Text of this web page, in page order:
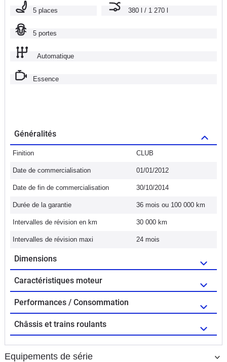
5 places 380 l / 1 270 l
5 portes
Automatique
Essence
Généralités
Finition CLUB
Date de commercialisation 01/01/2012
Date de fin de commercialisation 30/10/2014
Durée de la garantie 36 mois ou 100 000 km
Intervalles de révision en km 30 000 km
Intervalles de révision maxi 24 mois
Dimensions
Caractéristiques moteur
Performances / Consommation
Châssis et trains roulants
Equipements de série